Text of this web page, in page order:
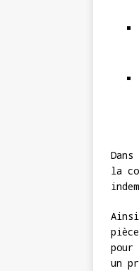
la
pour
un